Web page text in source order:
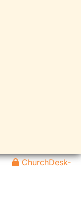
ChurchDesk-